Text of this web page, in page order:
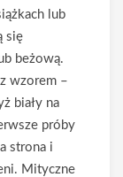
lub
się
beżową.
wzorem –
biały na
próby
strona i
Mityczne